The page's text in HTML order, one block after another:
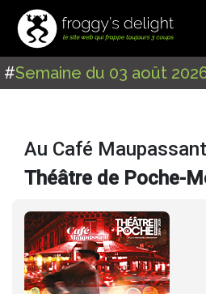
#Semaine du 03 août
Au Café Maupassant
Théâtre de Poche-